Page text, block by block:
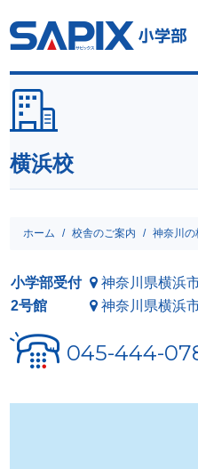
SAPIX小学部
横浜校
ホーム 校舎のご案内 神奈川
小学部受付
神奈川県横浜
2号館
神奈川県横浜
045-444-